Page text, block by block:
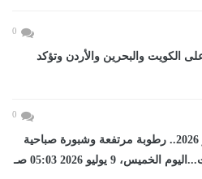
0
الكويت والبحرين والأردن وتؤكد
0
طقس الخميس 9 يوليو 2026.. رطوبة مرتفعة وشبورة صباحية
9 يوليو 2026 05:03 صـ